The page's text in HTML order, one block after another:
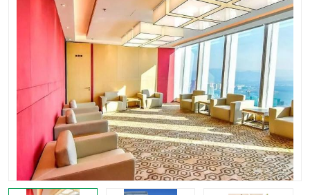
深圳湾科技生态园
福田中心区写字楼租赁 宝安中心区
深圳宝安 福田车公庙
罗湖水贝 南山南油
龙华 罗湖区
宝安区 西乡